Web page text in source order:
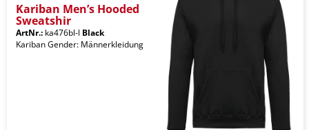
Kariban Men’s Hooded
Sweatshir
ArtNr.: ka476bl-l Black
Kariban Gender: Männerkleidung